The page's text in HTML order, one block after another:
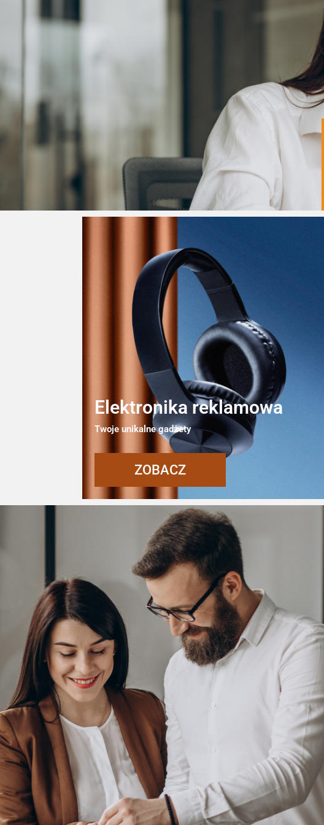
Elektronika reklamowa
Twoje unikalne gadżety
ZOBACZ